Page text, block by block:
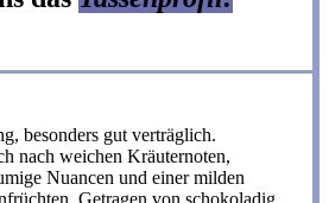
besonders gut verträglich.
nach weichen Kräuternoten,
Nuancen und einer milden
Getragen von schokoladig